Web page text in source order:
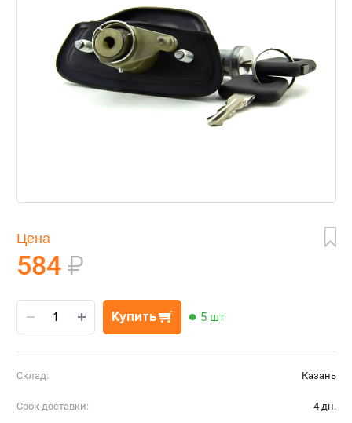
Цена
584 ₽
Купить 5 шт
Склад: Казань
Срок доставки: 4 дн.